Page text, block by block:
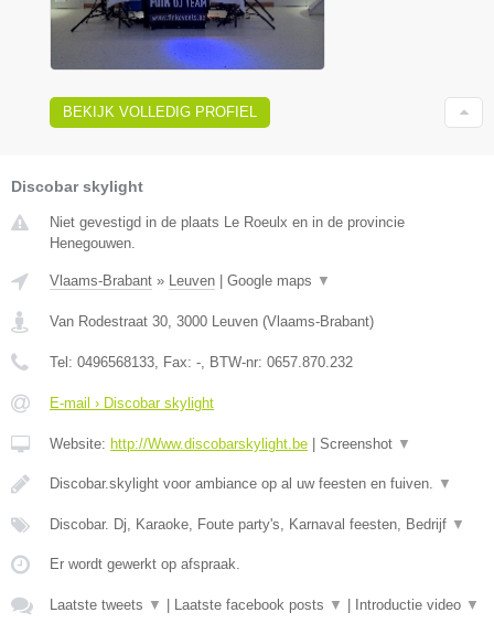
BEKIJK VOLLEDIG PROFIEL
Discobar skylight
Niet gevestigd in de plaats Le Roeulx en in de provincie
Henegouwen.
Vlaams-Brabant » Leuven Google maps ▼
Van Rodestraat 30 3000 Leuven (Vlaams-Brabant)
Tel: 0496568133 , Fax: - , BTW-nr: 0657.870.232
E-mail › Discobar skylight
Website: http://Www.discobarskylight.be Screenshot ▼
Discobar.skylight voor ambiance op al uw feesten en fuiven. ▼
Discobar. Dj, Karaoke, Foute party's, Karnaval feesten, Bedrijf ▼
Er wordt gewerkt op afspraak.
Laatste tweets ▼ Laatste facebook posts ▼ Introductie video ▼